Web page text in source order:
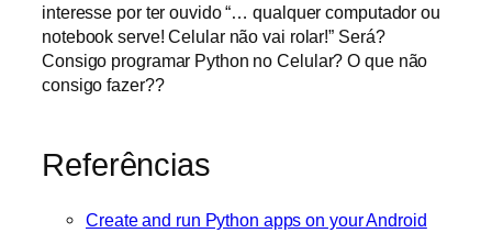
interesse por ter ouvido “… qualquer computador ou
notebook serve! Celular não vai rolar!” Será?
Consigo programar Python no Celular? O que não
consigo fazer??
Referências
Create and run Python apps on your Android